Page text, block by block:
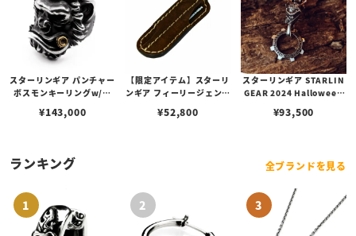
スターリンギア パンチャー
ボスモンキーリングw/ブ
¥143,000
【限定アイテム】スターリ
ンギア フィーリージェント
トゥースピック
¥52,800
スターリンギア STARLIN
GEAR 2024 Halloween
ペンダント w/ギアフープ
¥93,500
ランキング 全ブランドを見る